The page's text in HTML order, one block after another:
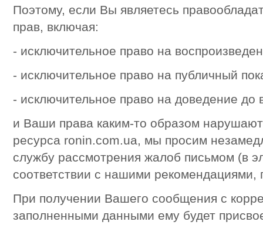
Поэтому, если Вы являетесь
прав, включая:
- исключительное право на
- исключительное право на публичный
- исключительное право на доведение до
и Ваши права каким-то образом
ресурса ronin.com.ua, мы просим
службу рассмотрения жалоб письмом (в
соответствии с нашими
При получении Вашего сообщения с
заполненными данными ему будет